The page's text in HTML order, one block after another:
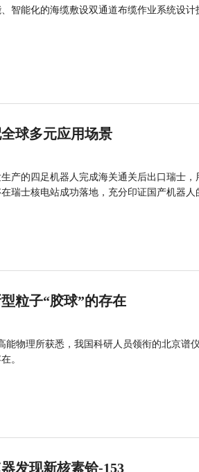
智能化的海缆敷设双通道布缆作业系统设
球多元应用场景
产的四足机器人完成海关通关后出口瑞士
瑞士核电站成功落地，充分印证国产机器人
粒子“胶球”的存在
能物理所获悉，我国科研人员领衔的北京
。
发现新核素铪-153